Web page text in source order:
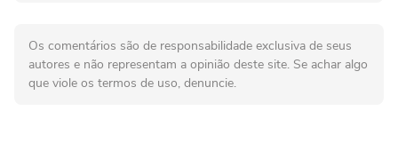
Os comentários são de responsabilidade exclusiva de seus
autores e não representam a opinião deste site. Se achar algo
que viole os termos de uso, denuncie.